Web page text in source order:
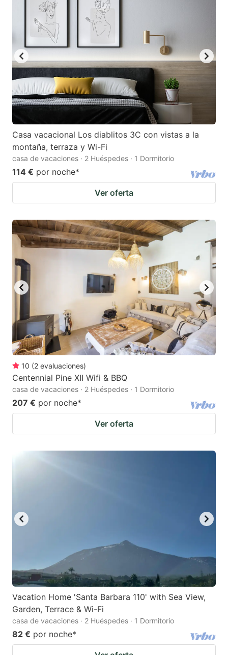
Casa vacacional Los diablitos 3C con vistas a la
montaña, terraza y Wi-Fi
casa de vacaciones · 2 Huéspedes · 1 Dormitorio
114 € por noche*
Ver oferta
10 (2 evaluaciones)
Centennial Pine XII Wifi & BBQ
casa de vacaciones · 2 Huéspedes · 1 Dormitorio
207 € por noche*
Ver oferta
Vacation Home 'Santa Barbara 110' with Sea View,
Garden, Terrace & Wi-Fi
casa de vacaciones · 2 Huéspedes · 1 Dormitorio
82 € por noche*